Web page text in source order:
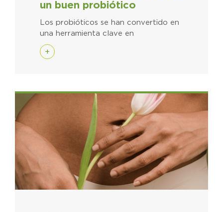
un buen probiótico
Los probióticos se han convertido en
una herramienta clave en
+